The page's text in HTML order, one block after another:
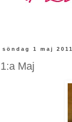
söndag 1 maj 2011
1:a Maj